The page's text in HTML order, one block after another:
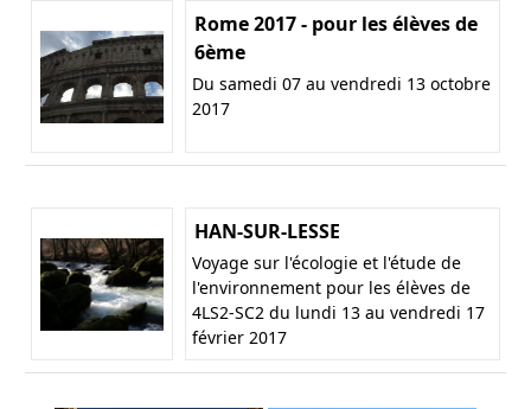
Rome 2017 - pour les élèves de
6ème
Du samedi 07 au vendredi 13 octobre
2017
HAN-SUR-LESSE
Voyage sur l'écologie et l'étude de
l'environnement pour les élèves de
4LS2-SC2 du lundi 13 au vendredi 17
février 2017